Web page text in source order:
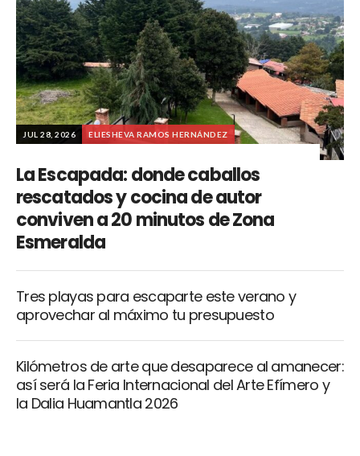
JUL 28, 2026 ELIESHEVA RAMOS HERNÁNDEZ
La Escapada: donde caballos
rescatados y cocina de autor
conviven a 20 minutos de Zona
Esmeralda
Tres playas para escaparte este verano y
aprovechar al máximo tu presupuesto
Kilómetros de arte que desaparece al amanecer:
así será la Feria Internacional del Arte Efímero y
la Dalia Huamantla 2026